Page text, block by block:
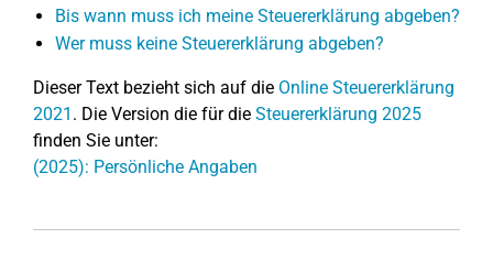
Bis wann muss ich meine Steuererklärung abgeben?
Wer muss keine Steuererklärung abgeben?
Dieser Text bezieht sich auf die Online Steuererklärung
2021 . Die Version die für die Steuererklärung 2025
finden Sie unter:
(2025): Persönliche Angaben